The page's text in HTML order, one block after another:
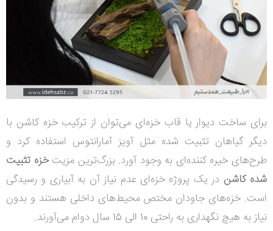
برای ساخت دیوار یا قاب خزه‌ای می‌توان از ترکیب خزه کاشن با
دیگر گیاهان تثبیت شده مثل آویز آمارانتوس استفاده کرد و
طرح‌های خیره کننده‌ای به وجود آورد. بزرگ‌ترین مزیتخزه تثبیت
شده کاشن در یک پروژه خزه‌ای عدم نیاز آن به آبیاری و رسیدگی
است. خزه‌های جاودان مختص محیط‌های داخلی هستند و بدون
نیاز به هیچ نگهداری به راحتی 10 الی 15 سال دوام می‌آورند.